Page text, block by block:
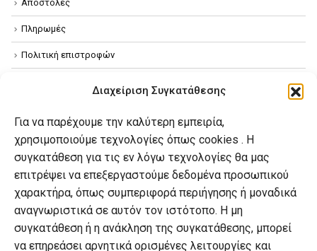
Διαχείριση Συγκατάθεσης
Για να παρέχουμε την καλύτερη εμπειρία,
χρησιμοποιούμε τεχνολογίες όπως cookies . Η
συγκατάθεση για τις εν λόγω τεχνολογίες θα μας
επιτρέψει να επεξεργαστούμε δεδομένα προσωπικού
χαρακτήρα, όπως συμπεριφορά περιήγησης ή μοναδικά
αναγνωριστικά σε αυτόν τον ιστότοπο. Η μη
συγκατάθεση ή η ανάκληση της συγκατάθεσης, μπορεί
να επηρεάσει αρνητικά ορισμένες λειτουργίες και
Αποστολές
Πληρωμές
Πολιτική επιστροφών
Πολιτική Cookies
Ο λογαριασμός μου
Ο λογαριασμός μου
Οι παραγγελίες μου